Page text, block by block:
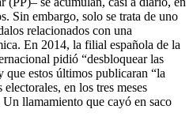
Sin embargo, solo se trata de uno
relacionados con una
En 2014, la filial española de la
pidió “desbloquear las
que estos últimos publicaran “la
en los tres meses
llamamiento que cayó en saco